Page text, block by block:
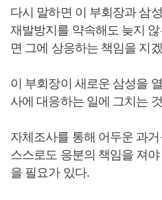
다시 말하면 이 부회장과 삼
재발방지를 약속해도 늦지
면 그에 상응하는 책임을 지
이 부회장이 새로운 삼성을
사에 대응하는 일에 그치는
자체조사를 통해 어두운 과
스스로도 응분의 책임을 져
을 필요가 있다.